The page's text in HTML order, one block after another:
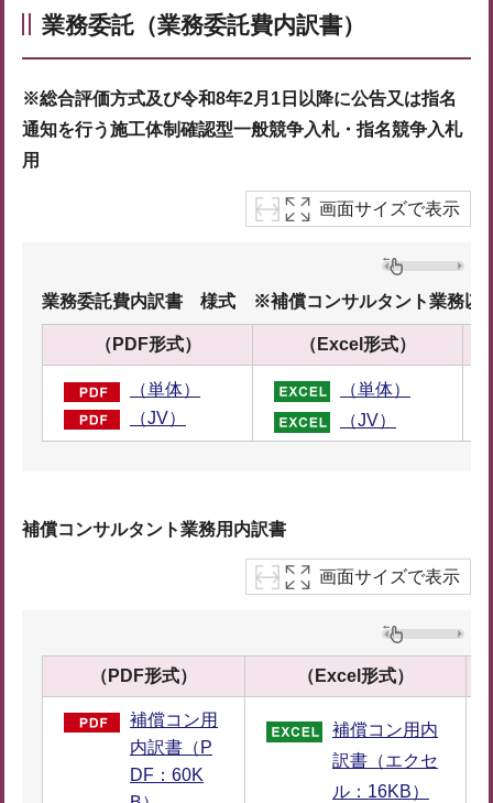
業務委託（業務委託費内訳書）
※総合評価方式及び令和8年2月1日以降に公告又は指名
通知を行う施工体制確認型一般競争入札・指名競争入札
用
画面サイズで表示
業務委託費内訳書 様式 ※補償コンサルタント業務以
（PDF形式） （Excel形式）
（単体）
（JV）
（単体）
（JV）
補償コンサルタント業務用内訳書
画面サイズで表示
（PDF形式） （Excel形式）
補償コン用
内訳書（P
DF：60K
補償コン用内
訳書（エクセ
ル：16KB）